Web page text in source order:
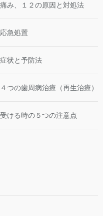
み、１２の原因と対処法
急処置
状と予防法
つの歯周病治療（再生治療）
ける時の５つの注意点